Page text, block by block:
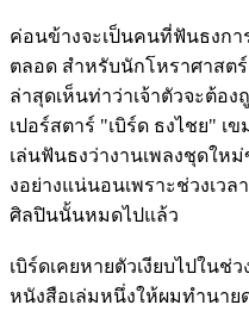
ค่อนข้างจะเป็นคนที่ฟันธงก
ตลอด สำหรับนักโหราศาสต
ล่าสุดเห็นท่าว่าเจ้าตัวจะต้อ
เปอร์สตาร์ "เบิร์ด ธงไชย"
เล่นฟันธงว่างานเพลงชุดให
งอย่างแน่นอนเพราะช่วงเว
ศิลปินนั้นหมดไปแล้ว
เบิร์ดเคยหายตัวเงียบไปในช่
หนังสือเล่มหนึ่งให้ผมทำนาย